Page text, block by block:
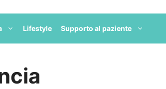
Lifestyle Supporto al paziente